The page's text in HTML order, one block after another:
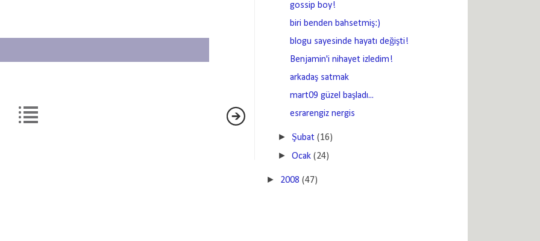
gossip boy!
biri benden bahsetmiş:)
blogu sayesinde hayatı değişti!
Benjamin'i nihayet izledim!
arkadaş satmak
mart09 güzel başladı...
esrarengiz nergis
► Şubat (16)
►Ocak (24)
► 2008 (47)